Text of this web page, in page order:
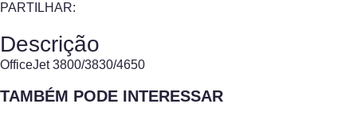
PARTILHAR:
Descrição
OfficeJet 3800/3830/4650
TAMBÉM PODE INTERESSAR